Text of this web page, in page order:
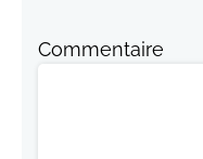
Commentaire